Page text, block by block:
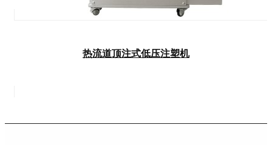
热流道顶注式低压注塑机